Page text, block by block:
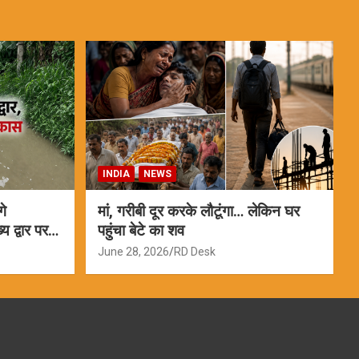
पर
INDIA NEWS
मां, गरीबी दूर करके लौटूंगा… लेकिन घर
पहुंचा बेटे का शव
June 28, 2026 RD Desk